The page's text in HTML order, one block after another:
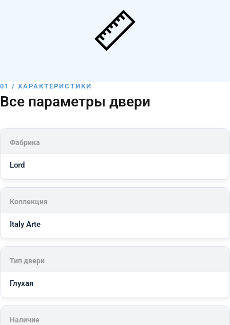
01 / ХАРАКТЕРИСТИКИ
Все параметры двери
Фабрика
Lord
Коллекция
Italy Arte
Тип двери
Глухая
Наличие